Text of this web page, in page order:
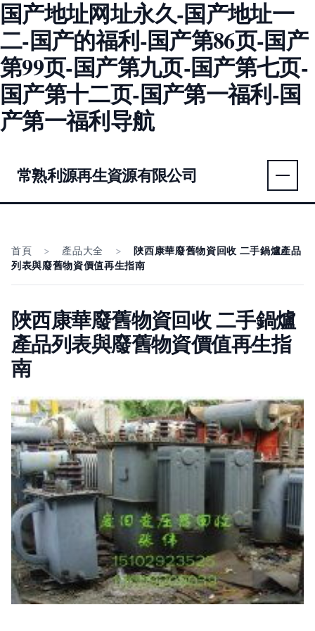
国产地址网址永久-国产地址一
二-国产的福利-国产第86页-国产
第99页-国产第九页-国产第七页-
国产第十二页-国产第一福利-国
产第一福利导航
常熟利源再生資源有限公司
首頁 > 產品大全 >
陜西康華廢舊物資回收 二手鍋爐產品
列表與廢舊物資價值再生指南
陜西康華廢舊物資回收 二手鍋爐
產品列表與廢舊物資價值再生指
南